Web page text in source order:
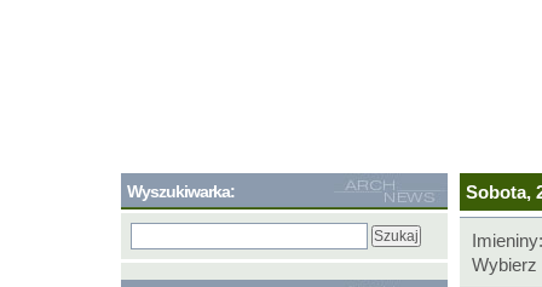
Sobota,
Wybierz
Wyszukiwarka: